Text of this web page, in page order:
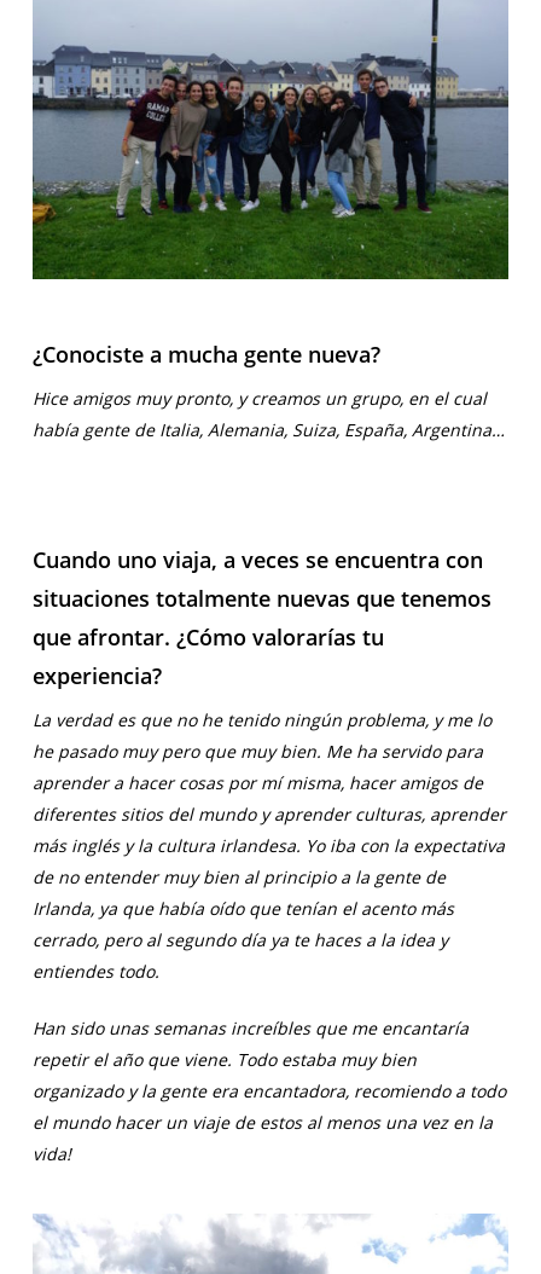
¿Conociste a mucha gente nueva?
Hice amigos muy pronto, y creamos un grupo, en el cual
había gente de Italia, Alemania, Suiza, España, Argentina…
Cuando uno viaja, a veces se encuentra con
situaciones totalmente nuevas que tenemos
que afrontar. ¿Cómo valorarías tu
experiencia?
La verdad es que no he tenido ningún problema, y me lo
he pasado muy pero que muy bien. Me ha servido para
aprender a hacer cosas por mí misma, hacer amigos de
diferentes sitios del mundo y aprender culturas, aprender
más inglés y la cultura irlandesa. Yo iba con la expectativa
de no entender muy bien al principio a la gente de
Irlanda, ya que había oído que tenían el acento más
cerrado, pero al segundo día ya te haces a la idea y
entiendes todo.
Han sido unas semanas increíbles que me encantaría
repetir el año que viene. Todo estaba muy bien
organizado y la gente era encantadora, recomiendo a todo
el mundo hacer un viaje de estos al menos una vez en la
vida!